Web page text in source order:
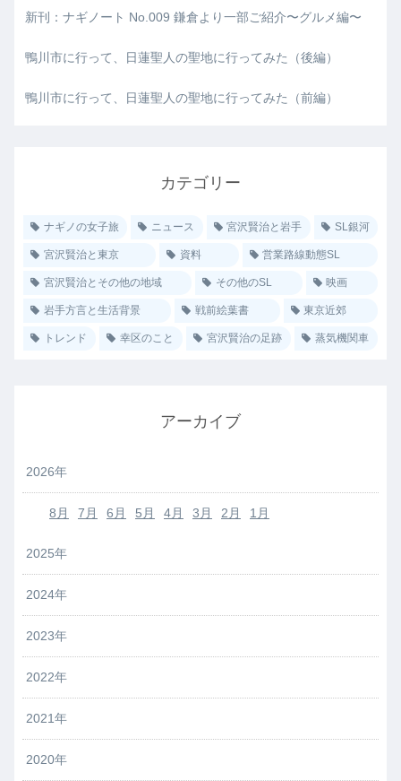
新刊：ナギノート No.009 鎌倉より一部ご紹介〜グルメ編〜
鴨川市に行って、日蓮聖人の聖地に行ってみた（後編）
鴨川市に行って、日蓮聖人の聖地に行ってみた（前編）
カテゴリー
ナギノの女子旅 ニュース 宮沢賢治と岩手 SL銀河
宮沢賢治と東京 資料 営業路線動態SL
宮沢賢治とその他の地域 その他のSL 映画
岩手方言と生活背景 戦前絵葉書 東京近郊
トレンド 幸区のこと 宮沢賢治の足跡 蒸気機関車
アーカイブ
2026年
8月 7月 6月 5月 4月 3月 2月 1月
2025年
2024年
2023年
2022年
2021年
2020年